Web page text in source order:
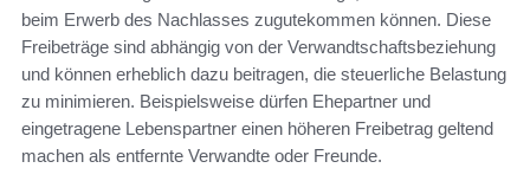
beim Erwerb des Nachlasses zugutekommen können. Diese
Freibeträge sind abhängig von der Verwandtschaftsbeziehung
und können erheblich dazu beitragen, die steuerliche Belastung
zu minimieren. Beispielsweise dürfen Ehepartner und
eingetragene Lebenspartner einen höheren Freibetrag geltend
machen als entfernte Verwandte oder Freunde.